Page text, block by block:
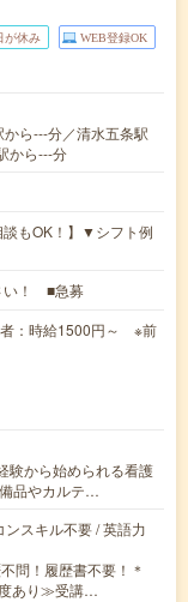
が休み WEB登録OK
ら---分／清水五条駅
から---分
もOK！】▼シフト例
い！ ■急募
：時給1500円～ ※前
験から始められる看護
品やカルテ…
スキル不要 / 英語力
問！履歴書不要！＊
あり≫受講…